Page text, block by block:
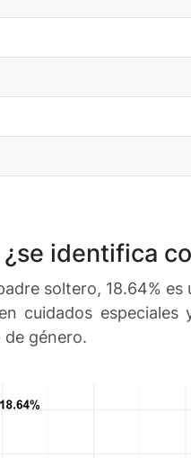
identifica
soltero, 18.64% es
cuidados especiales
de género.